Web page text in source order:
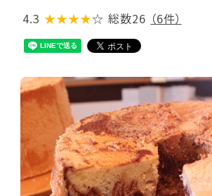
4.3 ★★★★☆ 総数26 （6件）